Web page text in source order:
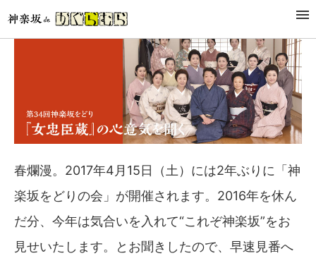
春爛漫。2017年4月15日（土）には2年ぶりに「神
楽坂をどりの会」が開催されます。2016年を休ん
だ分、今年は気合いを入れて“これぞ神楽坂”をお
見せいたします。とお聞きしたので、早速見番へ